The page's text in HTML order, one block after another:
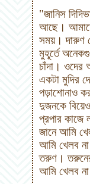
"জানিস
আছে।
সময়। দারুণ
মুহূর্তে
চাঁদা। ওদের
একটা মুদির
পড়াশোনাও
দুজনকে
প্রপার
জানে আমি
আমি খেলব
তরুণ।
আমি খেলব